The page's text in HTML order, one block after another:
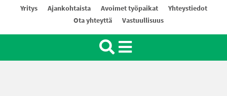
Oy J-Trading Ab
Yritys Ajankohtaista Avoimet työpaikat
Yhteystiedot
Ota yhteyttä
Vastuullisuus